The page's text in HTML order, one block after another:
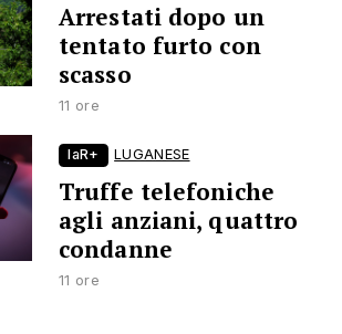
Arrestati dopo un
tentato furto con
scasso
11 ore
laR+ LUGANESE
Truffe telefoniche
agli anziani, quattro
condanne
11 ore